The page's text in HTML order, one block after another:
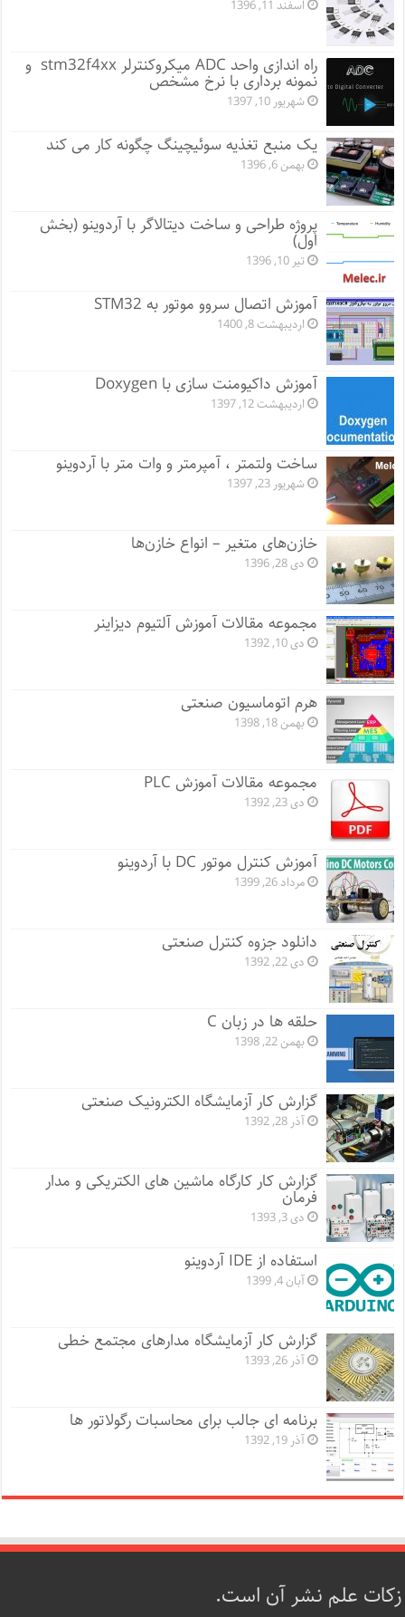
اسفند 11, 1396
راه اندازی واحد ADC میکروکنترلر stm32f4xx و
نمونه برداری با نرخ مشخص
شهریور 10, 1397
یک منبع تغذیه سوئیچینگ چگونه کار می کند
بهمن 6, 1396
پروژه طراحی و ساخت دیتالاگر با آردوینو (بخش
اول)
تیر 10, 1396
آموزش اتصال سروو موتور به STM32
اردیبهشت 8, 1400
آموزش داکیومنت سازی با Doxygen
اردیبهشت 12, 1397
ساخت ولتمتر ، آمپرمتر و وات متر با آردوینو
شهریور 23, 1397
خازن‌های متغیر – انواع خازن‌ها
دی 28, 1396
مجموعه مقالات آموزش آلتیوم دیزاینر
دی 10, 1392
هرم اتوماسیون صنعتی
بهمن 18, 1398
مجموعه مقالات آموزش PLC
دی 23, 1392
آموزش کنترل موتور DC با آردوینو
مرداد 26, 1399
دانلود جزوه کنترل صنعتی
دی 22, 1392
حلقه ها در زبان C
بهمن 22, 1398
گزارش کار آزمایشگاه الکترونیک صنعتی
آذر 28, 1392
گزارش کار کارگاه ماشین های الکتریکی و مدار
فرمان
دی 3, 1393
استفاده از IDE آردوینو
آبان 4, 1399
گزارش کار آزمایشگاه مدارهای مجتمع خطی
آذر 26, 1393
برنامه ای جالب برای محاسبات رگولاتور ها
آذر 19, 1392
زکات علم نشر آن است.